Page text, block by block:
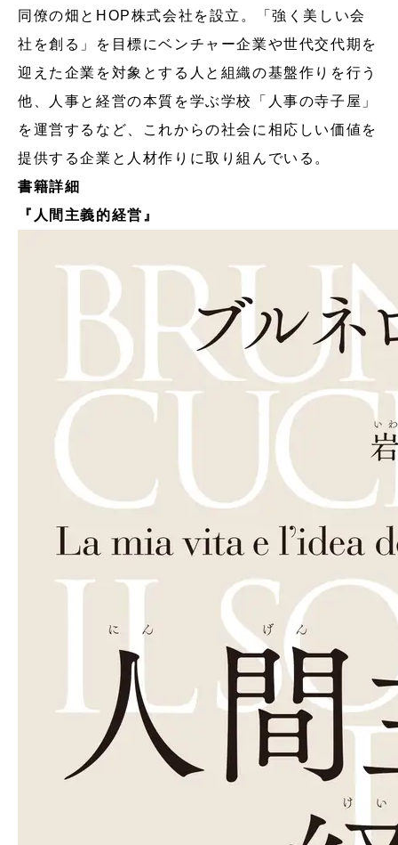
同僚の畑とHOP株式会社を設立。「強く美しい会
社を創る」を目標にベンチャー企業や世代交代期を
迎えた企業を対象とする人と組織の基盤作りを行う
他、人事と経営の本質を学ぶ学校「人事の寺子屋」
を運営するなど、これからの社会に相応しい価値を
提供する企業と人材作りに取り組んでいる。
書籍詳細
『人間主義的経営』